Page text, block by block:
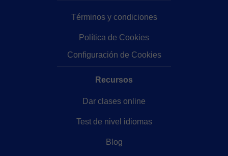
Book a trial lesson with me, and let’s begin this
Términos y condiciones
Política de Cookies
Configuración de Cookies
Recursos
Dar clases online
Test de nivel idiomas
Blog